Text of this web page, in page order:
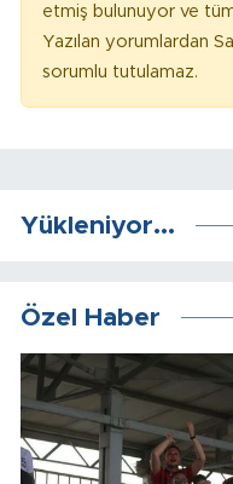
etmiş bulunuyor ve
Yazılan yorumlardan
sorumlu tutulamaz.
Yükleniyor...
Özel Haber